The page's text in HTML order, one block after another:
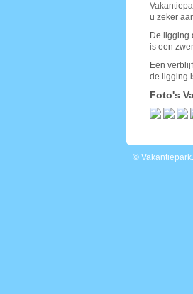
u zeker
De ligging
is een
Een
de ligging
Foto's
©